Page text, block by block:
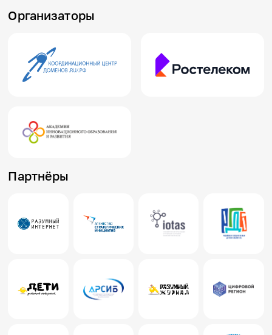
Организаторы
Партнёры